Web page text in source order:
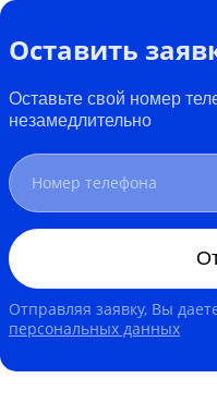
Оставить
Оставьте свой номер
незамедлительно
Отправляя заявку, Вы
персональных данных